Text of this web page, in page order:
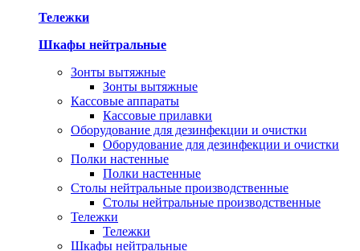
Тележки
Шкафы нейтральные
Зонты вытяжные
Зонты вытяжные
Кассовые аппараты
Кассовые прилавки
Оборудование для дезинфекции и очистки
Оборудование для дезинфекции и очистки
Полки настенные
Полки настенные
Столы нейтральные производственные
Столы нейтральные производственные
Тележки
Тележки
Шкафы нейтральные